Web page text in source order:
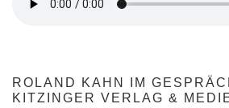
ROLAND KAHN IM
KITZINGER VERLAG &